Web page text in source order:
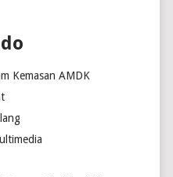
Kemasan AMDK